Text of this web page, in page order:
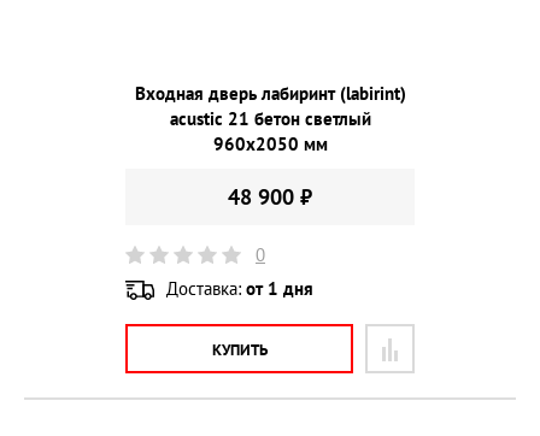
Входная дверь лабиринт (labirint)
acustic 21 бетон светлый
960х2050 мм
48 900 ₽
0
Доставка: от 1 дня
КУПИТЬ